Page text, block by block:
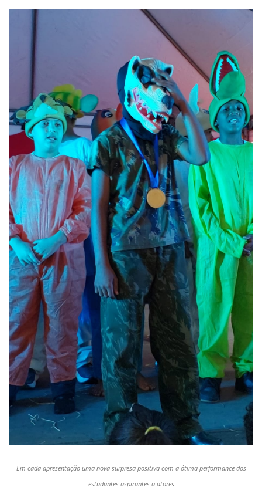
Em cada apresentação uma nova surpresa positiva com a ótima performance dos
estudantes aspirantes a atores